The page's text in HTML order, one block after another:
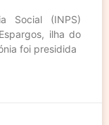
Social (INPS)
ilha do
foi presidida